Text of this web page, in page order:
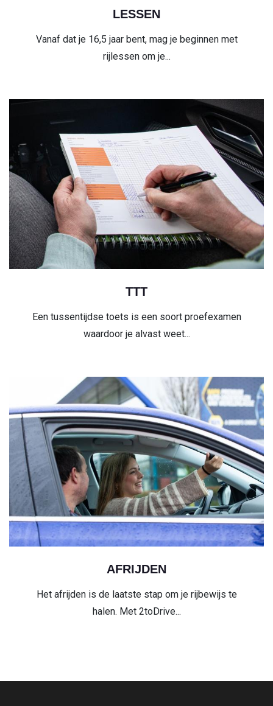
LESSEN
Vanaf dat je 16,5 jaar bent, mag je beginnen met
rijlessen om je...
TTT
Een tussentijdse toets is een soort proefexamen
waardoor je alvast weet...
AFRIJDEN
Het afrijden is de laatste stap om je rijbewijs te
halen. Met 2toDrive...